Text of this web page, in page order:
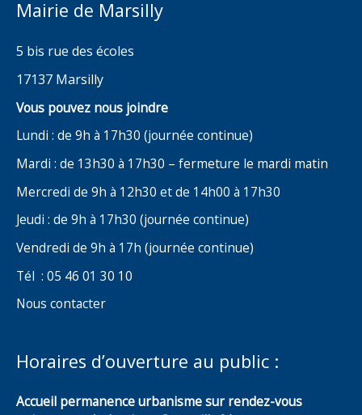
Mairie de Marsilly
5 bis rue des écoles
17137 Marsilly
Vous pouvez nous joindre
Lundi : de 9h à 17h30 (journée continue)
Mardi : de 13h30 à 17h30 – fermeture le mardi matin
Mercredi de 9h à 12h30 et de 14h00 à 17h30
Jeudi : de 9h à 17h30 (journée continue)
Vendredi de 9h à 17h (journée continue)
Tél : 05 46 01 30 10
Nous contacter
Horaires d’ouverture au public :
Accueil permanence urbanisme sur rendez-vous